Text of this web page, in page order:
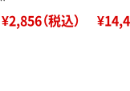
¥2,856（税込）